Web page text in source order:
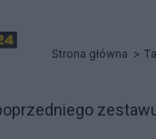
Strona główna